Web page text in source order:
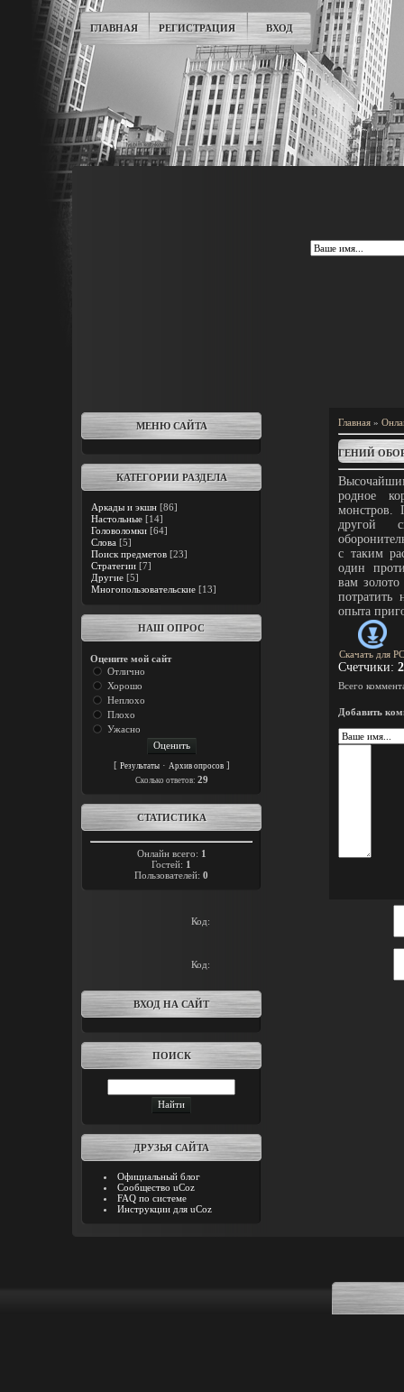
ГЛАВНАЯ РЕГИСТРАЦИЯ ВХОД
МЕНЮ САЙТА
КАТЕГОРИИ РАЗДЕЛА
Аркады и экшн [86]
Настольные [14]
Головоломки [64]
Слова [5]
Поиск предметов [23]
Стратегии [7]
Другие [5]
Многопользовательские [13]
НАШ ОПРОС
Оцените мой сайт
Отлично
Хорошо
Неплохо
Плохо
Ужасно
[ Результаты· Архив опросов]
Cколько ответов: 29
СТАТИСТИКА
Онлайн всего: 1
Гостей: 1
Пользователей: 0
Главная »
ГЕНИЙ
родное
монстров.
другой
с таким
один
вам
потратить
опыта
Скачать для PC
Счетчики:
Всего
Добавить
Код:
Код:
ВХОД НА САЙТ
ПОИСК
ДРУЗЬЯ САЙТА
Официальный блог
Сообщество uCoz
FAQ по системе
Инструкции для uCoz